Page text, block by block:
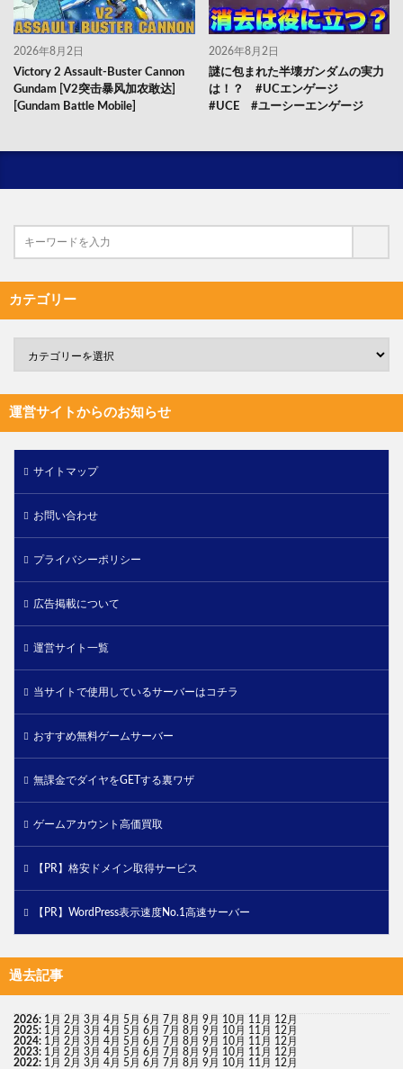
2026年8月2日
Victory 2 Assault-Buster Cannon
Gundam [V2突击暴风加农敢达]
[Gundam Battle Mobile]
2026年8月2日
謎に包まれた半壊ガンダムの実力
は！？ #UCエンゲージ
#UCE #ユーシーエンゲージ
カテゴリー
運営サイトからのお知らせ
サイトマップ
お問い合わせ
プライバシーポリシー
広告掲載について
運営サイト一覧
当サイトで使用しているサーバーはコチラ
おすすめ無料ゲームサーバー
無課金でダイヤをGETする裏ワザ
ゲームアカウント高価買取
【PR】格安ドメイン取得サービス
【PR】WordPress表示速度No.1高速サーバー
過去記事
2026: 1月 2月 3月 4月 5月 6月 7月 8月 9月 10月 11月 12月
2025: 1月 2月 3月 4月 5月 6月 7月 8月 9月 10月 11月 12月
2024: 1月 2月 3月 4月 5月 6月 7月 8月 9月 10月 11月 12月
2023: 1月 2月 3月 4月 5月 6月 7月 8月 9月 10月 11月 12月
2022: 1月 2月 3月 4月 5月 6月 7月 8月 9月 10月 11月 12月